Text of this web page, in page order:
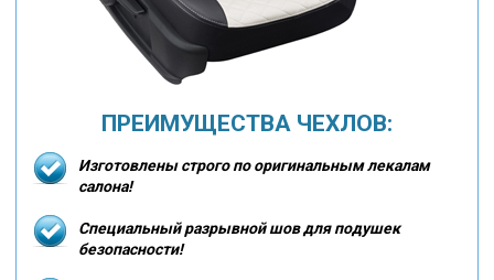
ПРЕИМУЩЕСТВА ЧЕХЛОВ:
Изготовлены строго по оригинальным лекалам
салона!
Специальный разрывной шов для подушек
безопасности!